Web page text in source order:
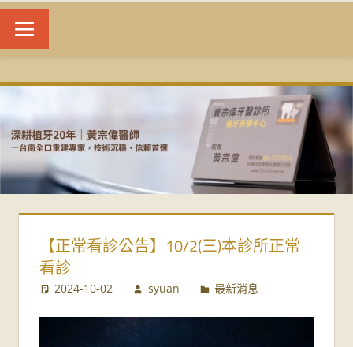
台
南
植
牙
|
黃
宗
【正常看診公告】10/2(三)本診所正常
看診
2024-10-02 syuan 最新消息